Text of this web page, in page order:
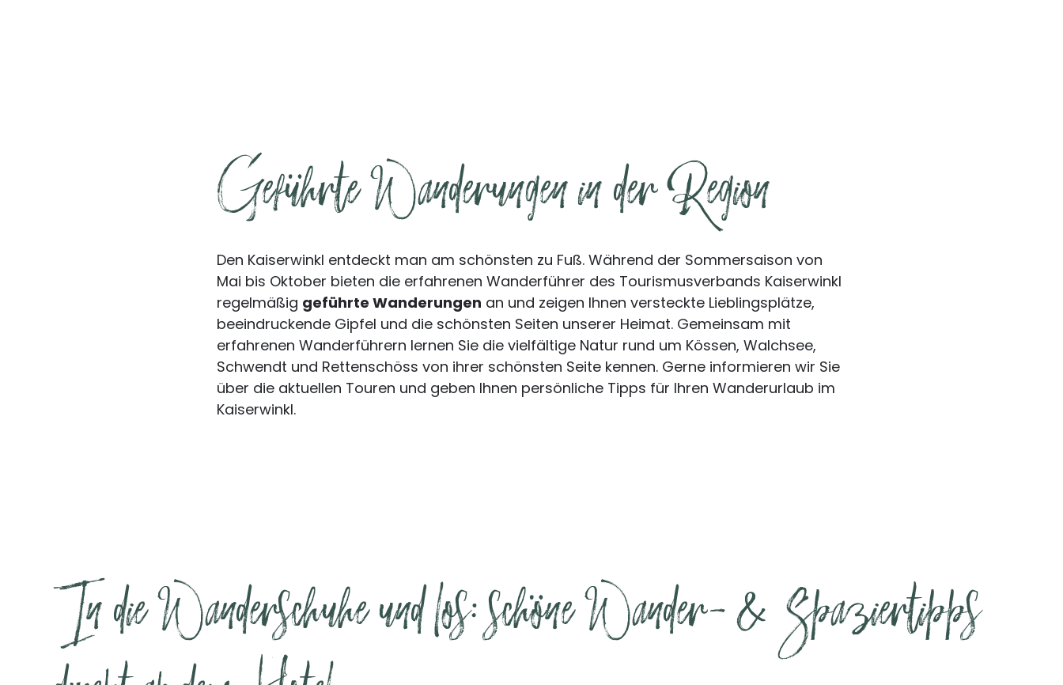
Geführte Wanderungen in der Region
Den Kaiserwinkl entdeckt man am schönsten zu Fuß. Während der Sommersaison von
Mai bis Oktober bieten die erfahrenen Wanderführer des Tourismusverbands Kaiserwinkl
regelmäßig geführte Wanderungen an und zeigen Ihnen versteckte Lieblingsplätze,
beeindruckende Gipfel und die schönsten Seiten unserer Heimat. Gemeinsam mit
erfahrenen Wanderführern lernen Sie die vielfältige Natur rund um Kössen, Walchsee,
Schwendt und Rettenschöss von ihrer schönsten Seite kennen. Gerne informieren wir Sie
über die aktuellen Touren und geben Ihnen persönliche Tipps für Ihren Wanderurlaub im
Kaiserwinkl.
In die Wanderschuhe und los: schöne Wander- & Spaziertipps